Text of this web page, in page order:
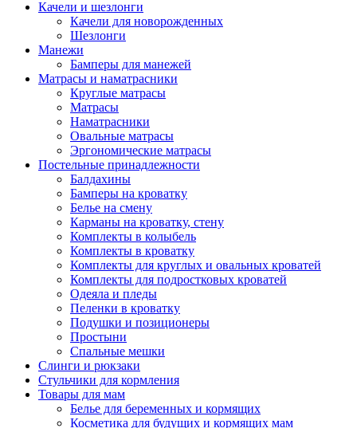
Качели и шезлонги
Качели для новорожденных
Шезлонги
Манежи
Бамперы для манежей
Матрасы и наматрасники
Круглые матрасы
Матрасы
Наматрасники
Овальные матрасы
Эргономические матрасы
Постельные принадлежности
Балдахины
Бамперы на кроватку
Белье на смену
Карманы на кроватку, стену
Комплекты в колыбель
Комплекты в кроватку
Комплекты для круглых и овальных кроватей
Комплекты для подростковых кроватей
Одеяла и пледы
Пеленки в кроватку
Подушки и позиционеры
Простыни
Спальные мешки
Слинги и рюкзаки
Стульчики для кормления
Товары для мам
Белье для беременных и кормящих
Косметика для будущих и кормящих мам